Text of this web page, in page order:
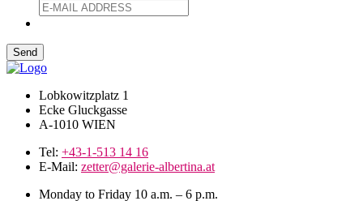
Lobkowitzplatz 1
Ecke Gluckgasse
A-1010 WIEN
Tel: +43-1-513 14 16
E-Mail: zetter@galerie-albertina.at
Monday to Friday 10 a.m. – 6 p.m.